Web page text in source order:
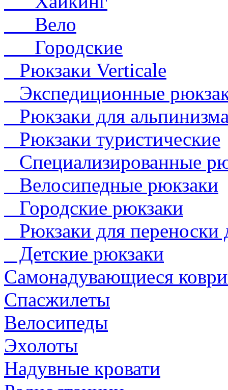
Вело
Городские
Рюкзаки Verticale
Экспедиционные
Рюкзаки для
Рюкзаки туристические
Специализированные
Велосипедные рюкзаки
Городские рюкзаки
Рюкзаки для переноски
Детские рюкзаки
Самонадувающиеся
Спасжилеты
Велосипеды
Эхолоты
Надувные кровати